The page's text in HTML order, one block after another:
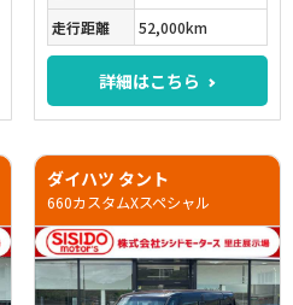
走行距離
52,000km
詳細はこちら
ダイハツ タント
660カスタムXスペシャル